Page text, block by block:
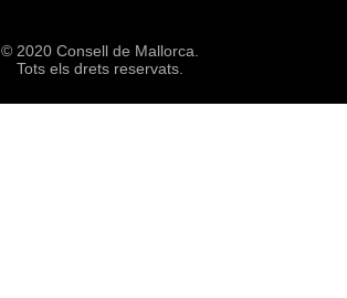
© 2020 Consell de Mallorca.
Tots els drets reservats.